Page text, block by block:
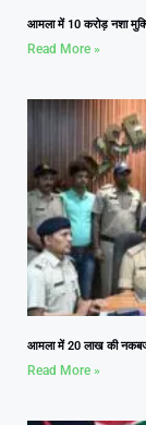
आमला में 10 करोड़ नशा मुक्ति
Read More »
आमला में 20 लाख की
Read More »